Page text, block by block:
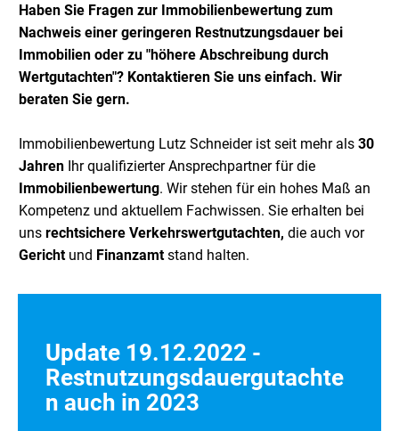
Haben Sie Fragen zur Immobilienbewertung zum
Nachweis einer geringeren Restnutzungsdauer bei
Immobilien oder zu "höhere Abschreibung durch
Wertgutachten"? Kontaktieren Sie uns einfach. Wir
beraten Sie gern.
Immobilienbewertung Lutz Schneider ist seit mehr als 30
Jahren Ihr qualifizierter Ansprechpartner für die
Immobilienbewertung. Wir stehen für ein hohes Maß an
Kompetenz und aktuellem Fachwissen. Sie erhalten bei
uns rechtsichere Verkehrswertgutachten, die auch vor
Gerichtund Finanzamtstand halten.
Update 19.12.2022 -
Restnutzungsdauergutachte
n auch in 2023